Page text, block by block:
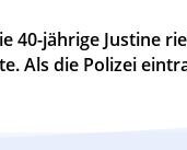
40-jährige Justine
Als die Polizei